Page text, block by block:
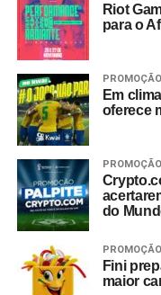
Riot
para o
PROMOÇÃO
Em
oferece
PROMOÇÃO
do
PROMOÇÃO
Fini
maior